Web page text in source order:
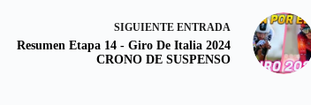
SIGUIENTE ENTRADA
Resumen Etapa 14 - Giro De Italia 2024
CRONO DE SUSPENSO